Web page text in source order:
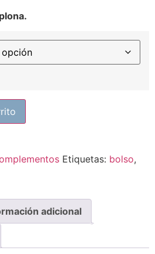
Etiquetas: bolso,
adicional